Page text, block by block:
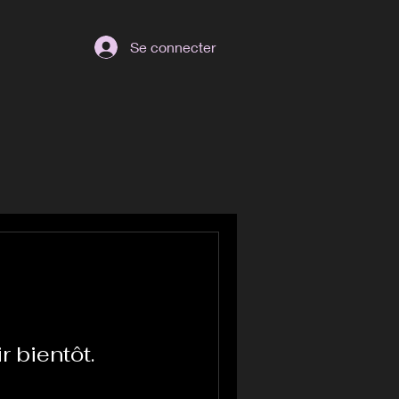
Se connecter
bientôt.